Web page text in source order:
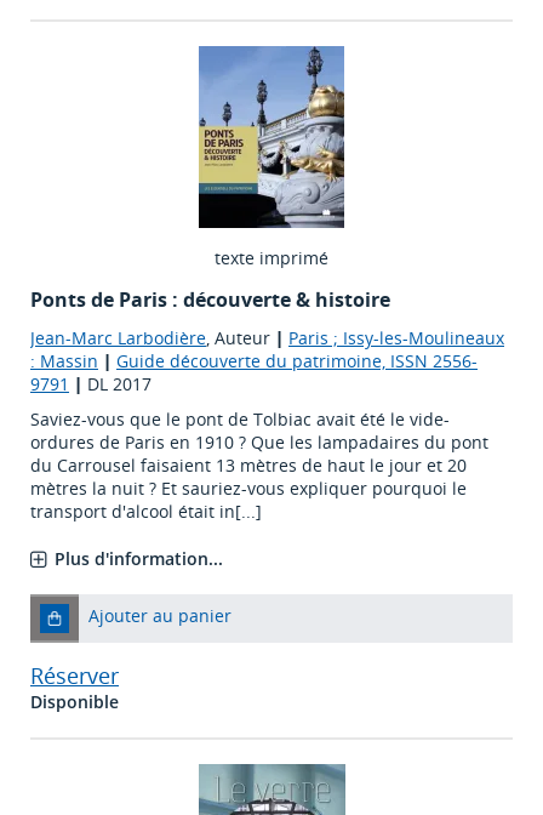
texte imprimé
Ponts de Paris : découverte & histoire
Jean-Marc Larbodière, Auteur | Paris ; Issy-les-Moulineaux
: Massin | Guide découverte du patrimoine, ISSN 2556-
9791 | DL 2017
Saviez-vous que le pont de Tolbiac avait été le vide-
ordures de Paris en 1910 ? Que les lampadaires du pont
du Carrousel faisaient 13 mètres de haut le jour et 20
mètres la nuit ? Et sauriez-vous expliquer pourquoi le
transport d'alcool était in[...]
Plus d'information...
Ajouter au panier
Réserver
Disponible